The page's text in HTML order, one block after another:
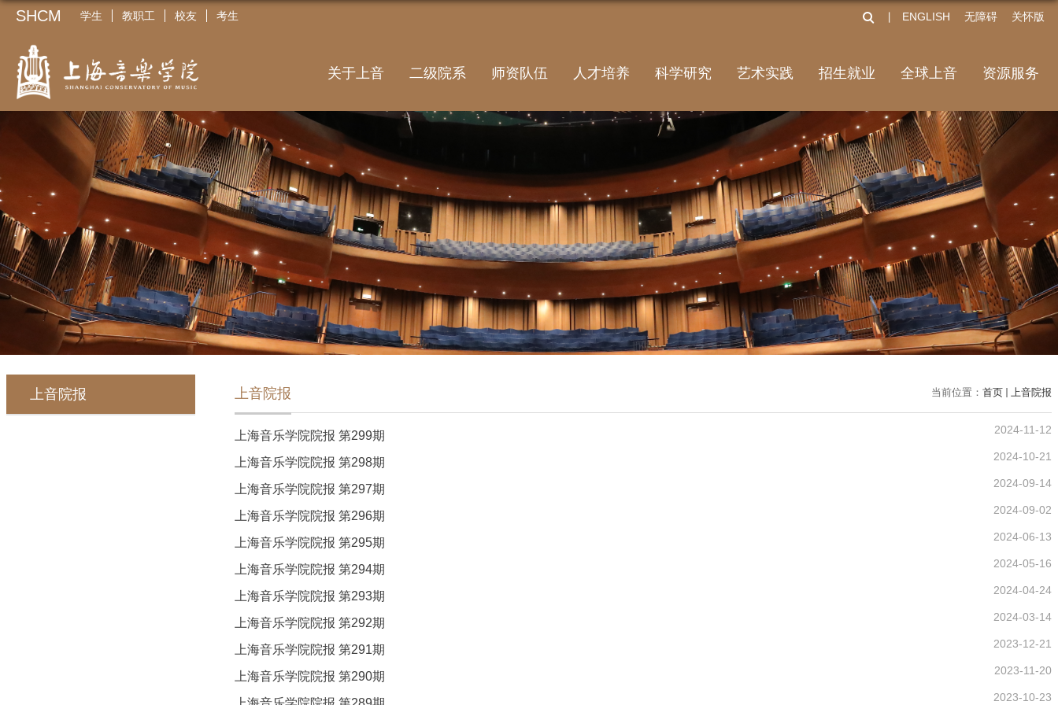
SHCM 学生 教职工 校友 考生 ENGLISH 无障碍 关怀版
关于上音 二级院系 师资队伍 人才培养 科学研究 艺术实践 招生就业 全球上音 资源服务
上音院报 当前位置： 首页 上音院报
上音院报
上海音乐学院院报 第299期 2024-11-12
上海音乐学院院报 第298期 2024-10-21
上海音乐学院院报 第297期 2024-09-14
上海音乐学院院报 第296期 2024-09-02
上海音乐学院院报 第295期 2024-06-13
上海音乐学院院报 第294期 2024-05-16
上海音乐学院院报 第293期 2024-04-24
上海音乐学院院报 第292期 2024-03-14
上海音乐学院院报 第291期 2023-12-21
上海音乐学院院报 第290期 2023-11-20
2023-10-23